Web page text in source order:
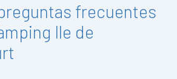
frecuentes
Ile de